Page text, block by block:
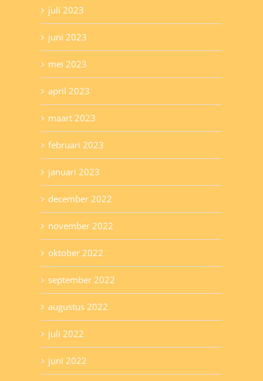
juli 2023
juni 2023
mei 2023
april 2023
maart 2023
februari 2023
januari 2023
december 2022
november 2022
oktober 2022
september 2022
augustus 2022
juli 2022
juni 2022